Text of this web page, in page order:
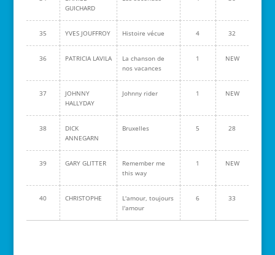
GUICHARD
35 YVES JOUFFROY Histoire vécue 4 32
36 PATRICIA LAVILA
La chanson de
nos vacances
1 NEW
37
JOHNNY
HALLYDAY
Johnny rider 1 NEW
38
DICK
ANNEGARN
Bruxelles 5 28
39 GARY GLITTER
Remember me
this way
1 NEW
40 CHRISTOPHE
L'amour, toujours
l'amour
6 33